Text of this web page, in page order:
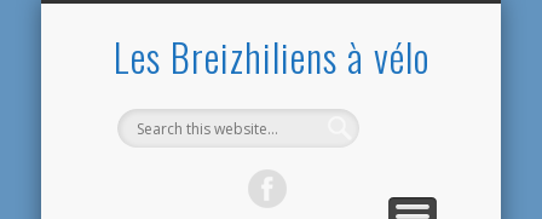
Les Breizhiliens à vélo